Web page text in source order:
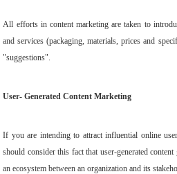
All efforts in content marketing are taken to
and services (packaging, materials, prices and
"suggestions".
User- Generated Content Marketing
If you are intending to attract influential online
should consider this fact that user-generated
an ecosystem between an organization and its